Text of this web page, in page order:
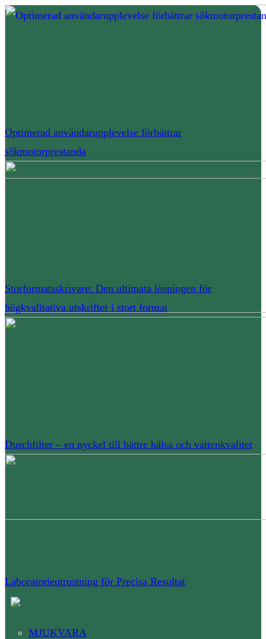
Optimerad användarupplevelse förbättrar
sökmotorprestanda
Storformatsskrivare: Den ultimata lösningen för
högkvalitativa utskrifter i stort format
Duschfilter – en nyckel till bättre hälsa och vattenkvalitet
Laboratorieutrustning för Precisa Resultat
MJUKVARA